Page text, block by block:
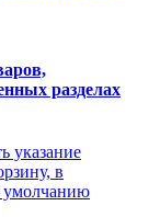
разделах
указание
в
умолчанию